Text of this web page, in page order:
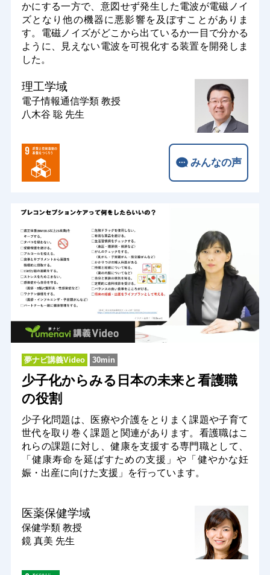
かにする一方で、意図せず発生した電波が電磁ノイ
ズとなり他の機器に悪影響を及ぼすことがありま
す。電磁ノイズがどこから出ているか一目で分かる
ように、見えない電波を可視化する装置を開発しま
した。
理工学域
電子情報通信学類 教授
八木谷 聡 先生
みんなの声
夢ナビ講義Video 30min
少子化からみる日本の未来と看護職
の役割
少子化問題は、医療や介護をとりまく課題や子育て
世代を取り巻く課題と関連があります。看護職はこ
れらの課題に対し、健康を支援する専門職として、
「健康寿命を延ばすための支援」や「健やかな妊
娠・出産に向けた支援」を行っています。
医薬保健学域
保健学類 教授
鏡 真美 先生